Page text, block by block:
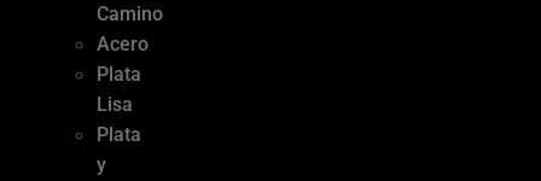
Camino
Acero
Plata
Lisa
Plata
y